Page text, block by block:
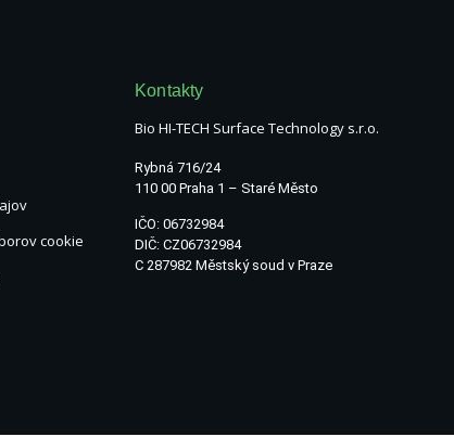
cookie
Kontakty
Bio HI-TECH Surface Technology s.r.o.
Rybná 716/24
110 00 Praha 1 – Staré Město
IČO: 06732984
DIČ: CZ06732984
C 287982 Městský soud v Praze